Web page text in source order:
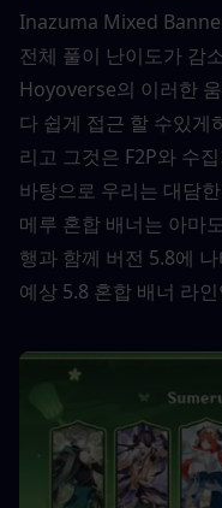
Inazuma Mixed
전체 풀이 난이도가 감
Hoyoverse의 이러한
다 쉽게 ​​접근 할 수있게
리고 그것은 F2P와 수
바탕으로 우리는 대담
메루 혼합 배너는 아마
행과 함께 버전 5.8에
예상 5.8 혼합 배너 라